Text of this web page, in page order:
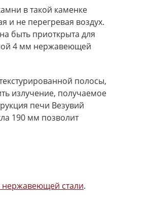
в такой каменке
и не перегревая воздух.
быть приоткрыта для
4 мм нержавеющей
полосы,
излучение, получаемое
печи Везувий
190 мм позволит
нержавеющей стали.